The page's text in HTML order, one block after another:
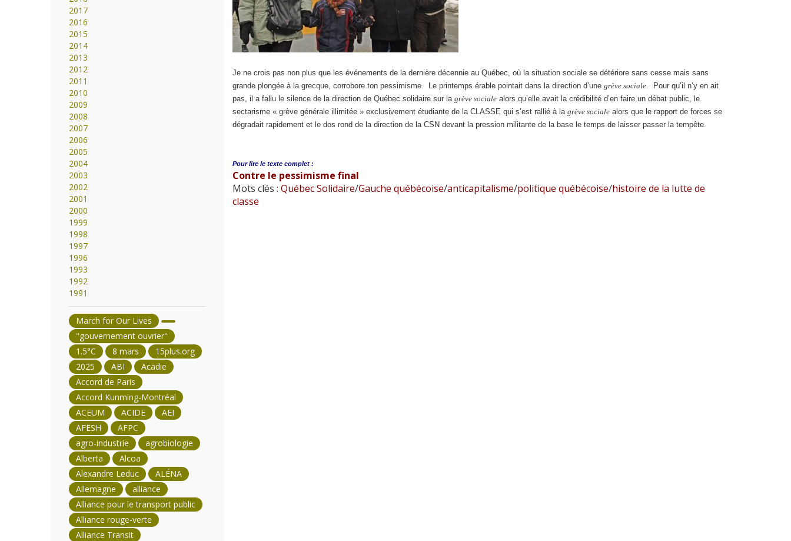
Je ne crois pas non plus que les événements de la dernière décennie au Québec, où la situation sociale se détériore sans cesse mais sans
grande plongée à la grecque, corrobore ton pessimisme. Le printemps érable pointait dans la direction d’une grève sociale. Pour qu’il n’y en ait
pas, il a fallu le silence de la direction de Québec solidaire sur la grève socialealors qu’elle avait la crédibilité d’en faire un débat public, le
sectarisme « grève générale illimitée » exclusivement étudiante de la CLASSE qui s’est rallié à la grève socialealors que le rapport de forces se
dégradait rapidement et le dos rond de la direction de la CSN devant la pression militante de la base le temps de laisser passer la tempête.
Pour lire le texte complet :
Contre le pessimisme final
Mots clés : Québec Solidaire/Gauche québécoise/anticapitalisme/politique québécoise/histoire de la lutte de
classe
2017
2016
2015
2014
2013
2012
2011
2010
2009
2008
2007
2006
2005
2004
2003
2002
2001
2000
1999
1998
1997
1996
1993
1992
1991
March for Our Lives
"gouvernement ouvrier"
1.5°C
8 mars
15plus.org
2025
ABI
Acadie
Accord de Paris
Accord Kunming-Montréal
ACEUM
ACIDE
AEI
AFESH
AFPC
agro-industrie
agrobiologie
Alberta
Alcoa
Alexandre Leduc
ALÉNA
Allemagne
alliance
Alliance pour le transport public
Alliance rouge-verte
Alliance Transit